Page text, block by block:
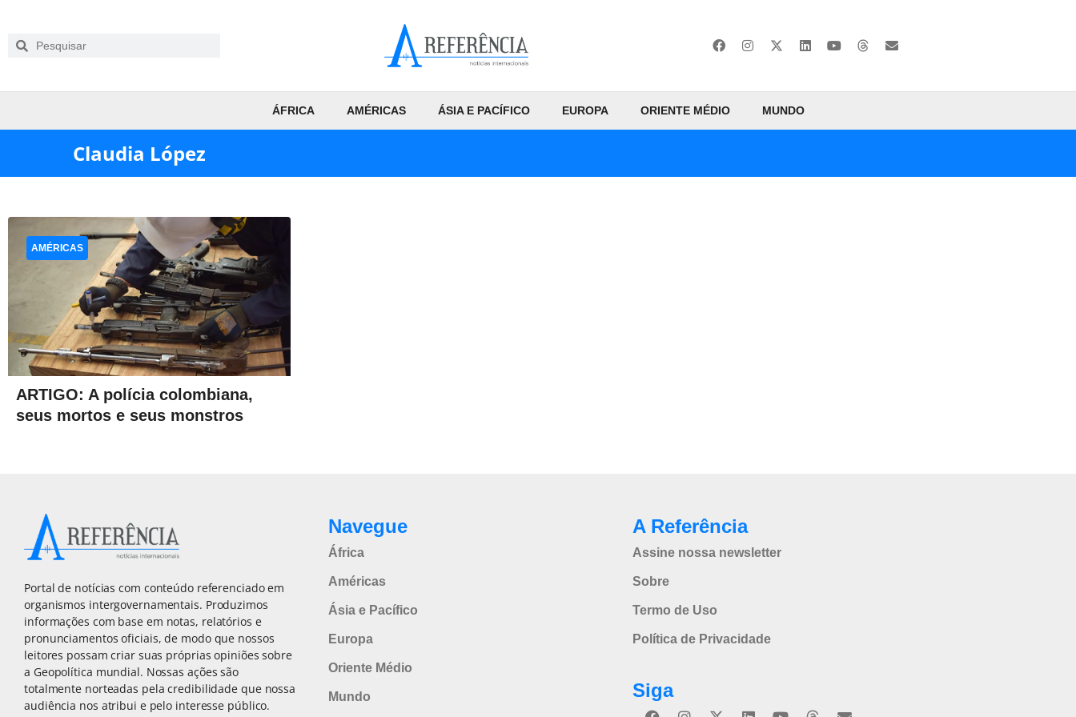
ÁFRICA AMÉRICAS ÁSIA E PACÍFICO EUROPA ORIENTE MÉDIO MUNDO
Claudia López
ARTIGO: A polícia colombiana,
seus mortos e seus monstros
AMÉRICAS
Portal de notícias com conteúdo referenciado em
organismos intergovernamentais. Produzimos
informações com base em notas, relatórios e
pronunciamentos oficiais, de modo que nossos
leitores possam criar suas próprias opiniões sobre
a Geopolítica mundial. Nossas ações são
totalmente norteadas pela credibilidade que nossa
audiência nos atribui e pelo interesse público.
Navegue
África
Américas
Ásia e Pacífico
Europa
Oriente Médio
Mundo
A Referência
Assine nossa newsletter
Sobre
Termo de Uso
Política de Privacidade
Siga